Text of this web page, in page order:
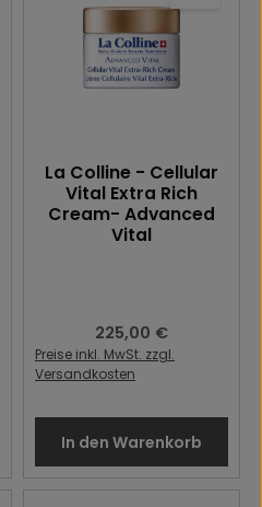
La Colline - Cellular
Vital Extra Rich
Cream- Advanced
Vital
Regulärer Preis:
225,00 €
Preise inkl. MwSt. zzgl.
Versandkosten
In den Warenkorb